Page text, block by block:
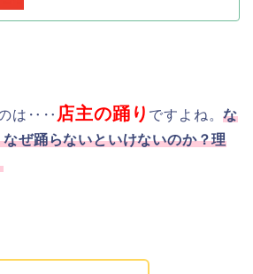
のは‥‥ 店主の踊り ですよね。な
ぜ踊らないといけないのか？理